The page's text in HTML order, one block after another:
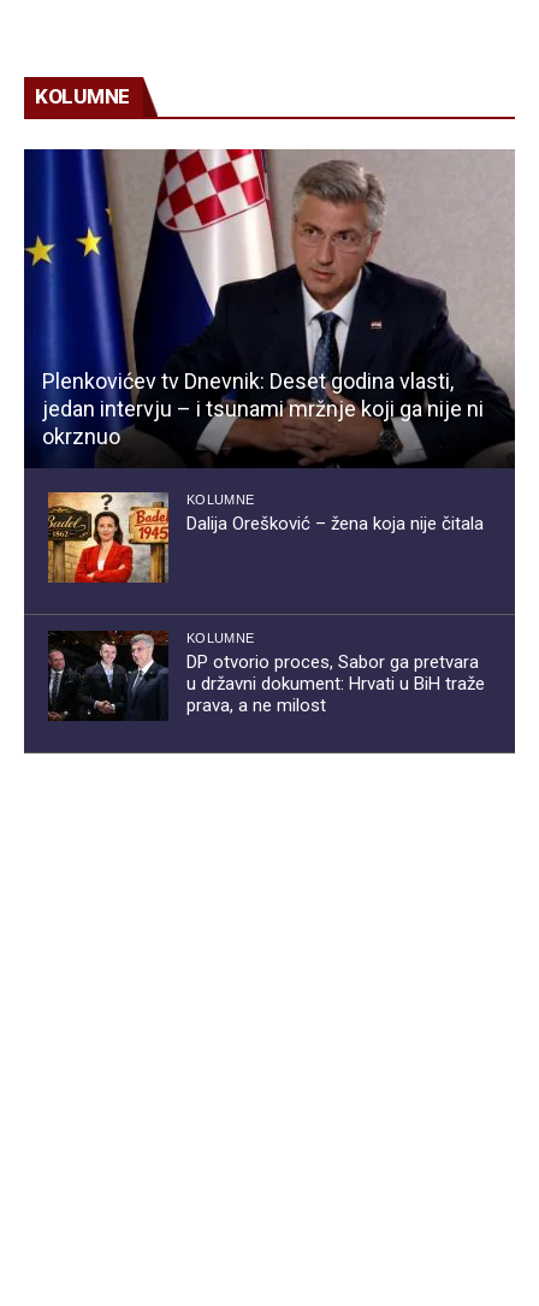
KOLUMNE
Plenkovićev tv Dnevnik: Deset godina vlasti,
jedan intervju – i tsunami mržnje koji ga nije ni
okrznuo
KOLUMNE
Dalija Orešković – žena koja nije čitala
KOLUMNE
DP otvorio proces, Sabor ga pretvara
u državni dokument: Hrvati u BiH traže
prava, a ne milost